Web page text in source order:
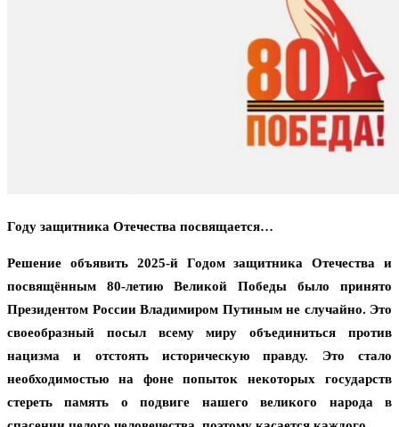
Году защитника Отечества посвящается…
Решение объявить 2025-й Годом защитника Отечества и
посвящённым 80-летию Великой Победы было принято
Президентом России Владимиром Путиным не случайно. Это
своеобразный посыл всему миру объединиться против
нацизма и отстоять историческую правду. Это стало
необходимостью на фоне попыток некоторых государств
стереть память о подвиге нашего великого народа в